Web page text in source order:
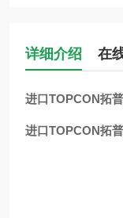
详细介绍 在
进口TOPCON拓
进口TOPCON拓